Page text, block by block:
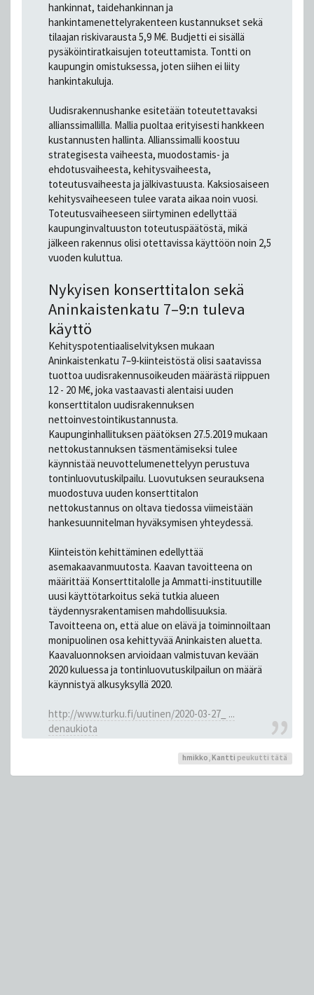
hankinnat, taidehankinnan ja
hankintamenettelyrakenteen kustannukset sekä
tilaajan riskivarausta 5,9 M€. Budjetti ei sisällä
pysäköintiratkaisujen toteuttamista. Tontti on
kaupungin omistuksessa, joten siihen ei liity
hankintakuluja.
Uudisrakennushanke esitetään toteutettavaksi
allianssimallilla. Mallia puoltaa erityisesti hankkeen
kustannusten hallinta. Allianssimalli koostuu
strategisesta vaiheesta, muodostamis- ja
ehdotusvaiheesta, kehitysvaiheesta,
toteutusvaiheesta ja jälkivastuusta. Kaksiosaiseen
kehitysvaiheeseen tulee varata aikaa noin vuosi.
Toteutusvaiheeseen siirtyminen edellyttää
kaupunginvaltuuston toteutuspäätöstä, mikä
jälkeen rakennus olisi otettavissa käyttöön noin 2,5
vuoden kuluttua.
Nykyisen konserttitalon sekä
Aninkaistenkatu 7–9:n tuleva
käyttö
Kehityspotentiaaliselvityksen mukaan
Aninkaistenkatu 7–9-kiinteistöstä olisi saatavissa
tuottoa uudisrakennusoikeuden määrästä riippuen
12 - 20 M€, joka vastaavasti alentaisi uuden
konserttitalon uudisrakennuksen
nettoinvestointikustannusta.
Kaupunginhallituksen päätöksen 27.5.2019 mukaan
nettokustannuksen täsmentämiseksi tulee
käynnistää neuvottelumenettelyyn perustuva
tontinluovutuskilpailu. Luovutuksen seurauksena
muodostuva uuden konserttitalon
nettokustannus on oltava tiedossa viimeistään
hankesuunnitelman hyväksymisen yhteydessä.
Kiinteistön kehittäminen edellyttää
asemakaavanmuutosta. Kaavan tavoitteena on
määrittää Konserttitalolle ja Ammatti-instituutille
uusi käyttötarkoitus sekä tutkia alueen
täydennysrakentamisen mahdollisuuksia.
Tavoitteena on, että alue on elävä ja toiminnoiltaan
monipuolinen osa kehittyvää Aninkaisten aluetta.
Kaavaluonnoksen arvioidaan valmistuvan kevään
2020 kuluessa ja tontinluovutuskilpailun on määrä
käynnistyä alkusyksyllä 2020.
http://www.turku.fi/uutinen/2020-03-27_ ...
denaukiota
hmikko, Kantti peukutti tätä